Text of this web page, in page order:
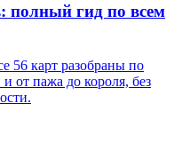
полный гид по всем
56 карт разобраны по
от пажа до короля, без